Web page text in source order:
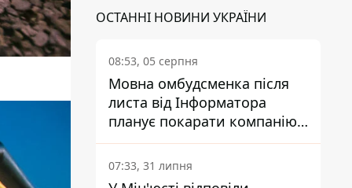
ОСТАННІ НОВИНИ УКРАЇНИ
08:53, 05 серпня
Мовна омбудсменка після
листа від Інформатора
планує покарати компанію-
підрядника ПриватБанку
07:33, 31 липня